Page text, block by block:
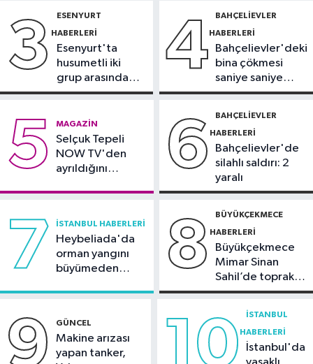
taşınacak
komisyonda
3 ESENYURT
HABERLERI
Esenyurt'ta
husumetli iki
grup arasında
silahlı kavga
4 BAHÇELIEVLER
HABERLERI
Bahçelievler'deki
bina çökmesi
saniye saniye
görüntülendi
5 MAGAZIN
Selçuk Tepeli
NOW TV'den
ayrıldığını
6 BAHÇELIEVLER
HABERLERI
Bahçelievler'de
silahlı saldırı: 2
yaralı
7 İSTANBUL HABERLERI
Heybeliada'da
orman yangını
büyümeden
8 BÜYÜKÇEKMECE
HABERLERI
Büyükçekmece
Mimar Sinan
Sahil’de toprak
kayması
9 GÜNCEL
Makine arızası
yapan tanker,
10 İSTANBUL
HABERLERI
İstanbul'da